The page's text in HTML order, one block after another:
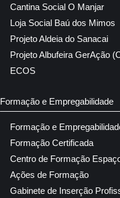
Cantina Social O Manjar
Loja Social Baú dos Mimos
Projeto Aldeia do Sanacai
Projeto Albufeira GerAção
ECOS
Formação e Empregabilidade
Formação e
Formação Certificada
Centro de Formação
Ações de Formação
Gabinete de Inserção